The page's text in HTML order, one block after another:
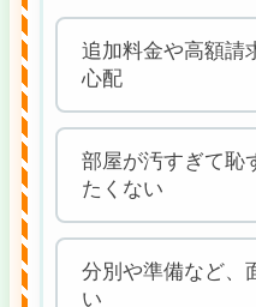
追加料金や高額請
心配
部屋が汚すぎて恥
たくない
分別や準備など、
い